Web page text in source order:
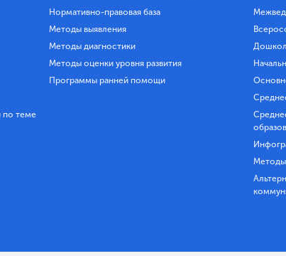
по теме
Нормативно-правовая база
Методы выявления
Методы диагностики
Методы оценки уровня развития
Программы ранней помощи
Методы